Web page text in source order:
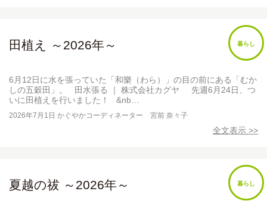
暮らし
田植え ～2026年～
6月12日に水を張っていた「和樂（わら）」の目の前にある「むか
しの五穀田」。 田水張る ｜ 株式会社カグヤ 先週6月24日、つ
いに田植えを行いました！ &nb…
2026年7月1日 かぐやかコーディネーター 宮前 奈々子
全文表示 >>
暮らし
夏越の祓 ～2026年～